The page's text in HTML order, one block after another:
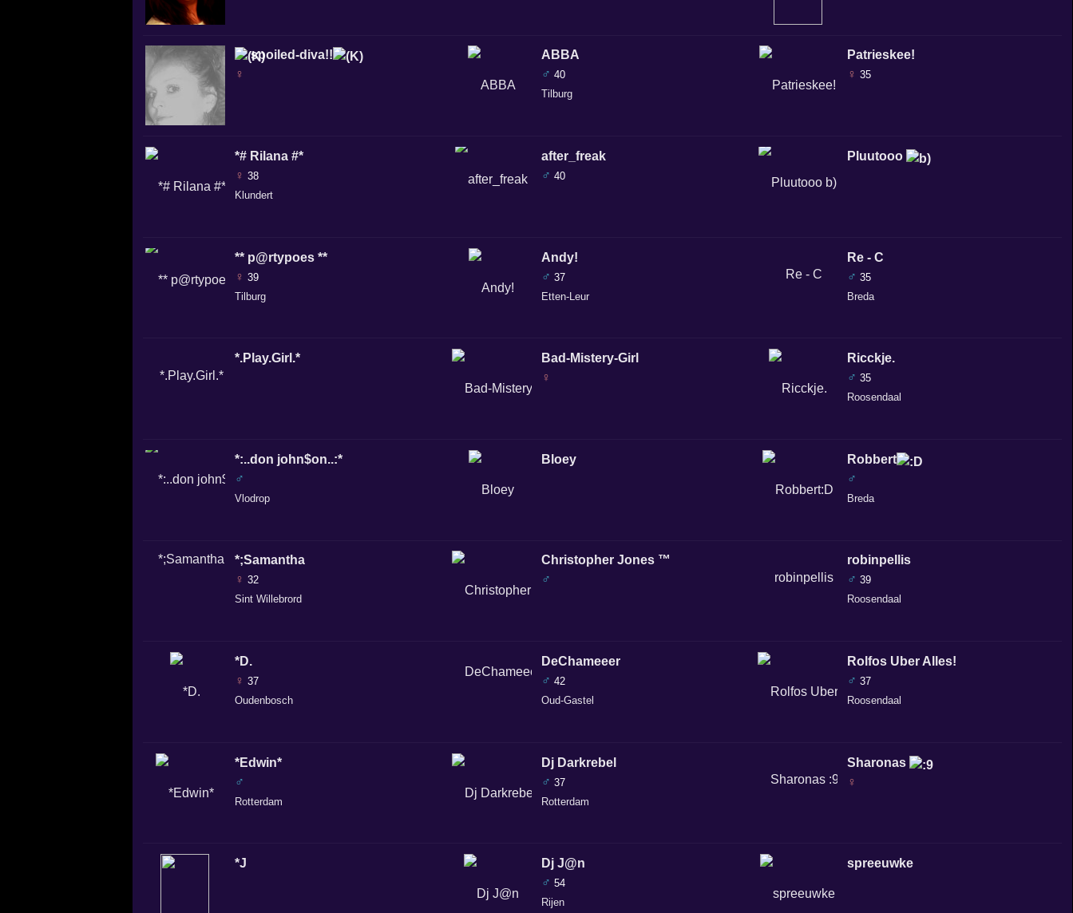
spoiled-diva!!
♀
*# Rilana #*
♀ 38
Klundert
** p@rtypoes **
♀ 39
Tilburg
*.Play.Girl.*
*:..don john$on..:*
♂
Vlodrop
*;Samantha
♀ 32
Sint Willebrord
*D.
♀ 37
Oudenbosch
*Edwin*
♂
Rotterdam
*J
ABBA
♂ 40
Tilburg
after_freak
♂ 40
Andy!
♂ 37
Etten-Leur
Bad-Mistery-Girl
♀
Bloey
Christopher Jones ™
♂
DeChameeer
♂ 42
Oud-Gastel
Dj Darkrebel
♂ 37
Rotterdam
Dj J@n
♂ 54
Rijen
Patrieskee!
♀ 35
Pluutooo
Re - C
♂ 35
Breda
Ricckje.
♂ 35
Roosendaal
Robbert
♂
Breda
robinpellis
♂ 39
Roosendaal
Rolfos Uber Alles!
♂ 37
Roosendaal
Sharonas
♀
spreeuwke